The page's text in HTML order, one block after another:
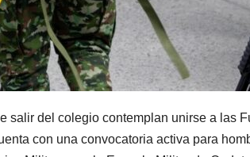
salir del colegio contemplan unirse a las
con una convocatoria activa para